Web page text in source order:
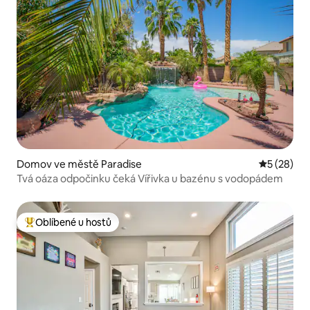
Domov ve městě Paradise Průměrné
5 (28)
Tvá oáza odpočinku čeká Vířivka u bazénu s vodopádem
Nejlepší v kategorii Oblíbené u hostů
Oblíbené u hostů